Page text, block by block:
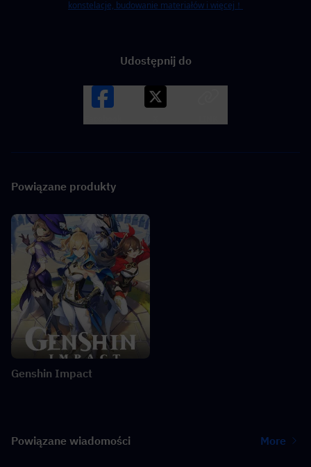
Udostępnij do
Powiązane produkty
Genshin Impact
Powiązane wiadomości More